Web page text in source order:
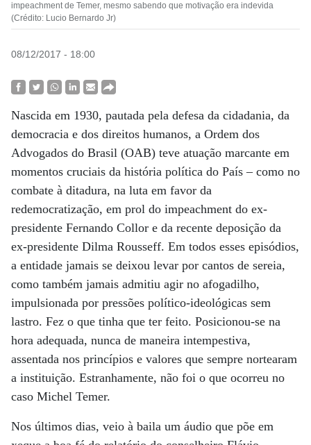
impeachment de Temer, mesmo sabendo que motivação era indevida
(Crédito: Lucio Bernardo Jr)
08/12/2017 - 18:00
Nascida em 1930, pautada pela defesa da cidadania, da
democracia e dos direitos humanos, a Ordem dos
Advogados do Brasil (OAB) teve atuação marcante em
momentos cruciais da história política do País – como no
combate à ditadura, na luta em favor da
redemocratização, em prol do impeachment do ex-
presidente Fernando Collor e da recente deposição da
ex-presidente Dilma Rousseff. Em todos esses episódios,
a entidade jamais se deixou levar por cantos de sereia,
como também jamais admitiu agir no afogadilho,
impulsionada por pressões político-ideológicas sem
lastro. Fez o que tinha que ter feito. Posicionou-se na
hora adequada, nunca de maneira intempestiva,
assentada nos princípios e valores que sempre nortearam
a instituição. Estranhamente, não foi o que ocorreu no
caso Michel Temer.
Nos últimos dias, veio à baila um áudio que põe em